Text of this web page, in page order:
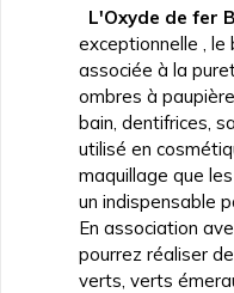
L'Oxyde de fer
exceptionnelle , le
associée à la
ombres à
bain, dentifrices,
utilisé en
maquillage que
un indispensable
En association
pourrez réaliser
verts, verts